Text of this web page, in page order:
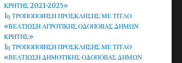
ΚΡΗΤΗΣ 2021-2025»
1η ΤΡΟΠΟΠΟΙΗΣΗ ΠΡΟΣΚΛΗΣΗΣ ΜΕ ΤΙΤΛΟ
«ΒΕΛΤΙΩΣΗ ΑΓΡΟΤΙΚΗΣ ΟΔΟΠΟΙΙΑΣ ΔΗΜΩΝ
ΚΡΗΤΗΣ»
1η ΤΡΟΠΟΠΟΙΗΣΗ ΠΡΟΣΚΛΗΣΗΣ ΜΕ ΤΙΤΛΟ
«ΒΕΛΤΙΩΣΗ ΔΗΜΟΤΙΚΗΣ ΟΔΟΠΟΙΙΑΣ ΔΗΜΩΝ